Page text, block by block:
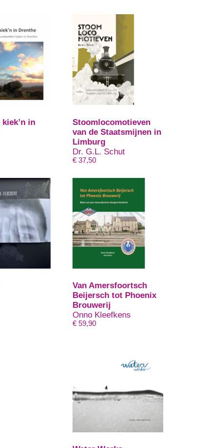
in
Stoomlocomotieven
van de Staatsmijnen in
Limburg
Dr. G.L. Schut
€ 37,50
Van Amersfoortsch
Beijersch tot Phoenix
Brouwerij
Onno Kleefkens
€ 59,90